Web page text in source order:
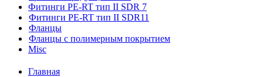
Фитинги PE-RT тип II SDR 7
Фитинги PE-RT тип II SDR11
Фланцы
Фланцы с полимерным покрытием
Misc
Главная